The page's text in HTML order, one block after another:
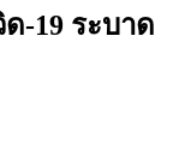
-19 ระบาด